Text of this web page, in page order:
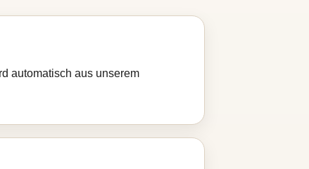
automatisch aus unserem